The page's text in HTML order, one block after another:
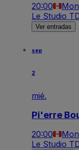
20:00
Le Studio
Ver entradas
sep
2
mié.
Pi'erre
20:00
Le Studio